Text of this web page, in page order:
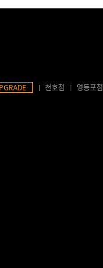
천호점 영등포점